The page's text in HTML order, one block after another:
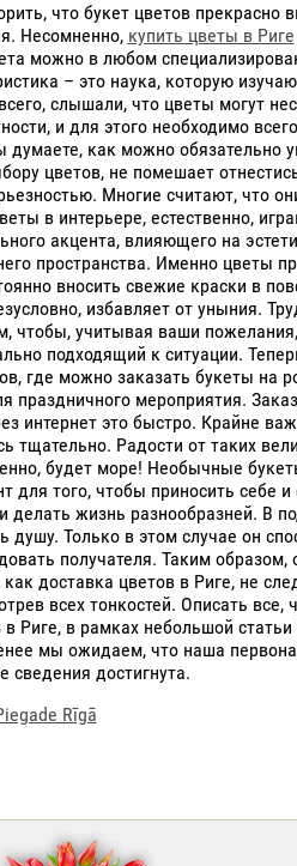
что букет цветов прекрасно
Несомненно, купить цветы в Риге
можно в любом
– это наука, которую
слышали, что цветы могут
и для этого необходимо
думаете, как можно обязательно
цветов, не помешает
Многие считают, что
в интерьере, естественно,
акцента, влияющего на
пространства. Именно цветы
вносить свежие краски в
избавляет от уныния.
чтобы, учитывая ваши
подходящий к ситуации.
где можно заказать букеты на
праздничного мероприятия.
интернет это быстро. Крайне
тщательно. Радости от таких
будет море! Необычные
для того, чтобы приносить себе и
делать жизнь разнообразней. В
душу. Только в этом случае он
получателя. Таким образом,
доставка цветов в Риге, не
всех тонкостей. Описать все,
Риге, в рамках небольшой статьи
мы ожидаем, что наша
сведения достигнута.
Rīgā